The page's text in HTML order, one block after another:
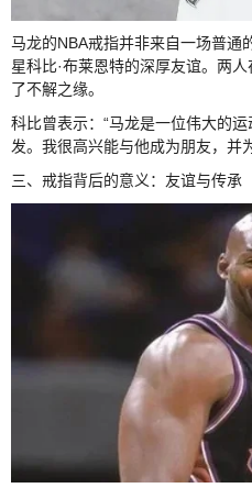
马龙的NBA戒指并非来自一场普通
星科比·布莱恩特的深厚友谊。两
了不解之缘。
科比曾表示：“马龙是一位伟大的
发。我很高兴能与他成为朋友，并
三、戒指背后的意义：友谊与传承